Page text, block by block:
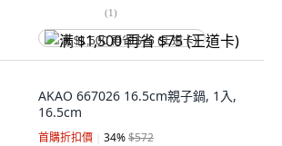
(1)
满 $1,500 再省 $75 (王道卡)
AKAO 667026 16.5cm親子鍋, 1入,
16.5cm
首購折扣價 34%$572